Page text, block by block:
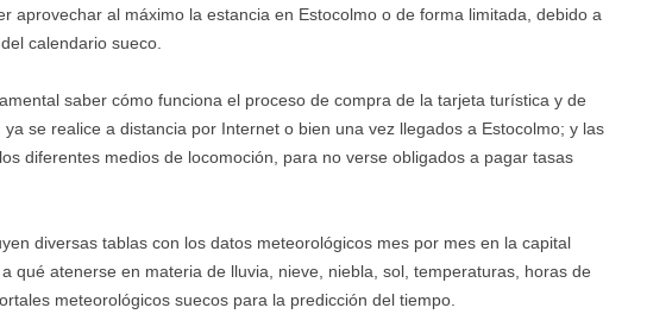
aprovechar al máximo la estancia en Estocolmo o de forma limitada, debido a
calendario sueco.
saber cómo funciona el proceso de compra de la tarjeta turística y de
ya se realice a distancia por Internet o bien una vez llegados a Estocolmo; y las
diferentes medios de locomoción, para no verse obligados a pagar tasas
diversas tablas con los datos meteorológicos mes por mes en la capital
qué atenerse en materia de lluvia, nieve, niebla, sol, temperaturas, horas de
meteorológicos suecos para la predicción del tiempo.